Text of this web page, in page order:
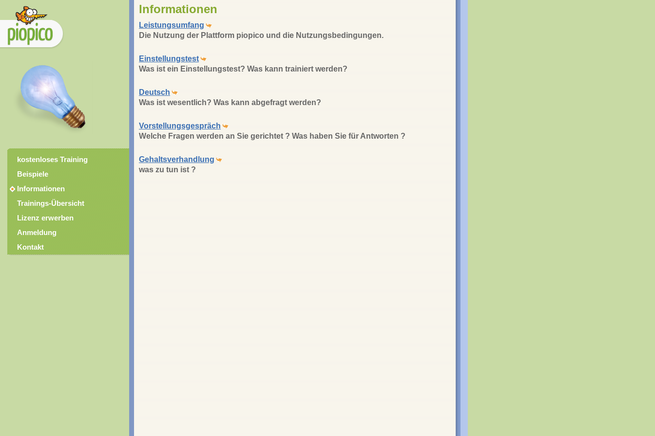
Informationen
Leistungsumfang
Die Nutzung der Plattform piopico und die Nutzungsbedingungen.
Einstellungstest
Was ist ein Einstellungstest? Was kann trainiert werden?
Deutsch
Was ist wesentlich? Was kann abgefragt werden?
Vorstellungsgespräch
Welche Fragen werden an Sie gerichtet ? Was haben Sie für Antworten ?
Gehaltsverhandlung
was zu tun ist ?
kostenloses Training
Beispiele
Informationen
Trainings-Übersicht
Lizenz erwerben
Anmeldung
Kontakt